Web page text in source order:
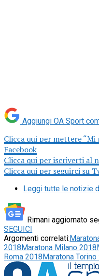
Aggiungi OA Sport
Clicca qui per mettere “Mi
Facebook
Clicca qui per iscriverti al
Clicca qui per seguirci su
Leggi tutte le notizie
Rimani aggiornato
SEGUICI
Argomenti correlati:
2018Maratona Milano 2018
Roma 2018Maratona Torino